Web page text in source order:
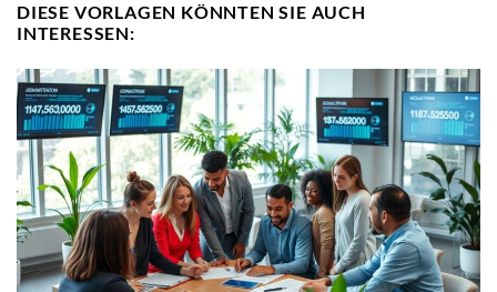
DIESE VORLAGEN KÖNNTEN SIE AUCH
INTERESSEN: